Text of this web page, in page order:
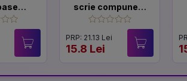
de
scrie compuneri.
Exercitii de
scriere creativa
PRP: 21.13 Lei
15.8 Lei